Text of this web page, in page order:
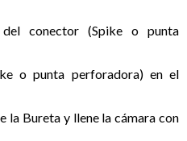
conector (Spike o punta
o punta perforadora) en el
la Bureta y llene la cámara con